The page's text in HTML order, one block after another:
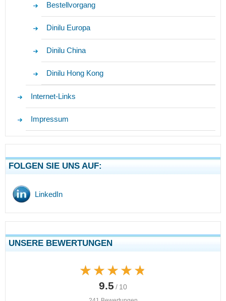
Bestellvorgang
Dinilu Europa
Dinilu China
Dinilu Hong Kong
Internet-Links
Impressum
FOLGEN SIE UNS AUF:
LinkedIn
UNSERE BEWERTUNGEN
★★★★★
★★★★★
9.5 / 10